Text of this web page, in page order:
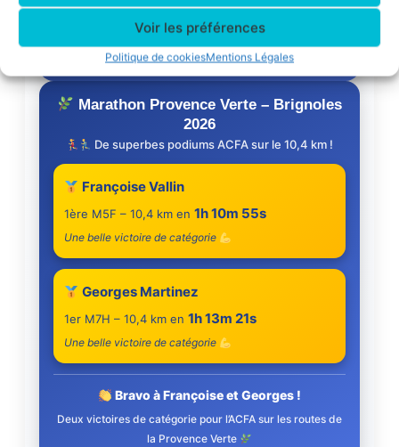
Voir les préférences
Politique de cookiesMentions Légales
Bravo à Nadine !
Une belle performance pour l’ACFA sur la Corrida
pédestre de Toulouse
Marathon Provence Verte – Brignoles
2026
De superbes podiums ACFA sur le 10,4 km !
Françoise Vallin
1ère M5F – 10,4 km en 1h 10m 55s
Une belle victoire de catégorie
Georges Martinez
1er M7H – 10,4 km en 1h 13m 21s
Une belle victoire de catégorie
Bravo à Françoise et Georges !
Deux victoires de catégorie pour l’ACFA sur les routes de
la Provence Verte